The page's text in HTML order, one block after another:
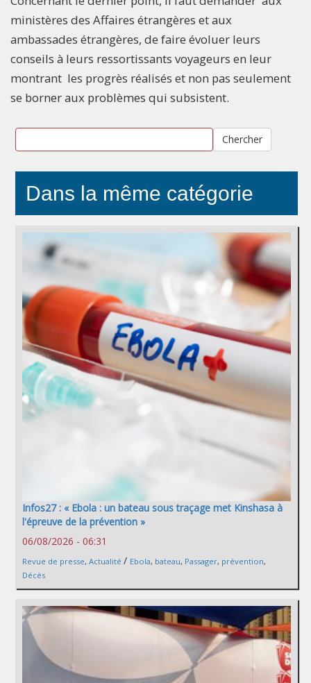
ministères des Affaires étrangères et aux
ambassades étrangères, de faire évoluer leurs
conseils à leurs ressortissants voyageurs en leur
montrant les progrès réalisés et non pas seulement
se borner aux problèmes qui subsistent.
Chercher
Dans la même catégorie
Infos27 : « Ebola : un bateau sous traçage met Kinshasa à
l'épreuve de la prévention »
06/08/2026 - 06:31
Revue de presse, Actualité / Ebola, bateau, Passager, prévention,
Décès